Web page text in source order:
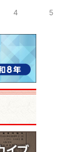
4 5